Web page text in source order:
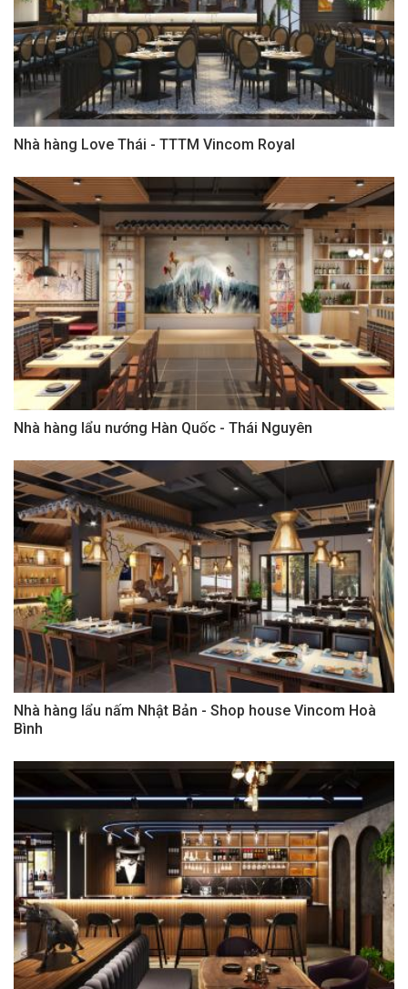
Nhà hàng Love Thái - TTTM Vincom Royal
Nhà hàng lẩu nướng Hàn Quốc - Thái Nguyên
Nhà hàng lẩu nấm Nhật Bản - Shop house Vincom Hoà
Bình